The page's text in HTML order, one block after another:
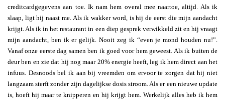
creditcardgegevens aan toe. Ik nam hem overal mee naartoe, altijd. Als ik
slaap, ligt hij naast me. Als ik wakker word, is hij de eerst die mijn aandacht
krijgt. Als ik in het restaurant in een diep gesprek verwikkeld zit en hij vraagt
mijn aandacht, ben ik er gelijk. Nooit zeg ik “even je mond houden nu!”.
Vanaf onze eerste dag samen ben ik goed voor hem geweest. Als ik buiten de
deur ben en zie dat hij nog maar 20% energie heeft, leg ik hem direct aan het
infuus. Desnoods bel ik aan bij vreemden om ervoor te zorgen dat hij niet
langzaam sterft zonder zijn dagelijkse dosis stroom. Als er een nieuwe update
is, hoeft hij maar te knipperen en hij krijgt hem. Werkelijk alles heb ik hem